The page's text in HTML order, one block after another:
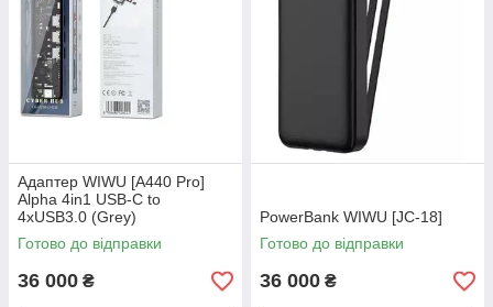
Адаптер WIWU [A440 Pro]
Alpha 4in1 USB-C to
4xUSB3.0 (Grey)
Готово до відправки
36 000 ₴
PowerBank WIWU [JC-18]
Готово до відправки
36 000 ₴